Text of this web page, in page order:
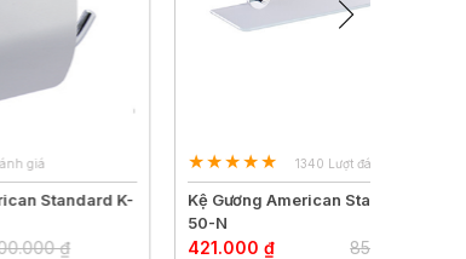
1340 Lượt đánh giá
Kệ Gương American Standard K-2801-
421.000 ₫ 850.000 ₫